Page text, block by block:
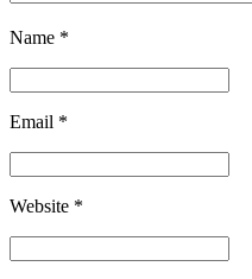
Name *
Email *
Website *